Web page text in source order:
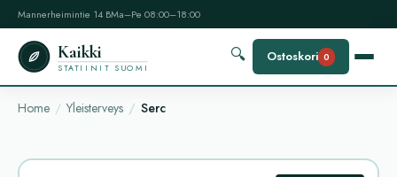
Mannerheimintie 14 BMa–Pe 08:00–18:00
Kaikki
STATIINIT SUOMI
🔍 Ostoskori 0
Home Yleisterveys Serc